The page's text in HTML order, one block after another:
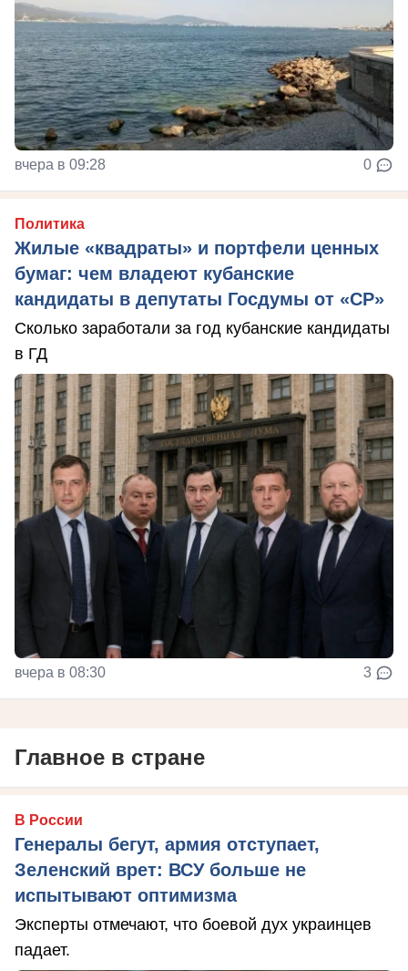
вчера в 09:28 0
Политика
Жилые «квадраты» и портфели ценных
бумаг: чем владеют кубанские
кандидаты в депутаты Госдумы от «СР»
Сколько заработали за год кубанские кандидаты
в ГД
вчера в 08:30 3
Главное в стране
В России
Генералы бегут, армия отступает,
Зеленский врет: ВСУ больше не
испытывают оптимизма
Эксперты отмечают, что боевой дух украинцев
падает.